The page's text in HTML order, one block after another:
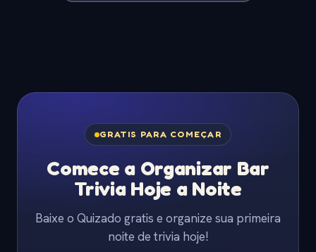
GRATIS PARA COMEÇAR
Comece a Organizar Bar
Trivia Hoje a Noite
Baixe o Quizado gratis e organize sua primeira
noite de trivia hoje!